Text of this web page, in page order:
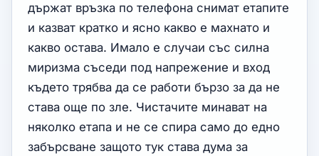
държат връзка по телефона снимат етапите
и казват кратко и ясно какво е махнато и
какво остава. Имало е случаи със силна
миризма съседи под напрежение и вход
където трябва да се работи бързо за да не
става още по зле. Чистачите минават на
няколко етапа и не се спира само до едно
забърсване защото тук става дума за